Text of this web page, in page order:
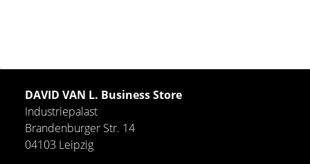
DAVID VAN L. Business Store
Industriepalast
Brandenburger Str. 14
04103 Leipzig